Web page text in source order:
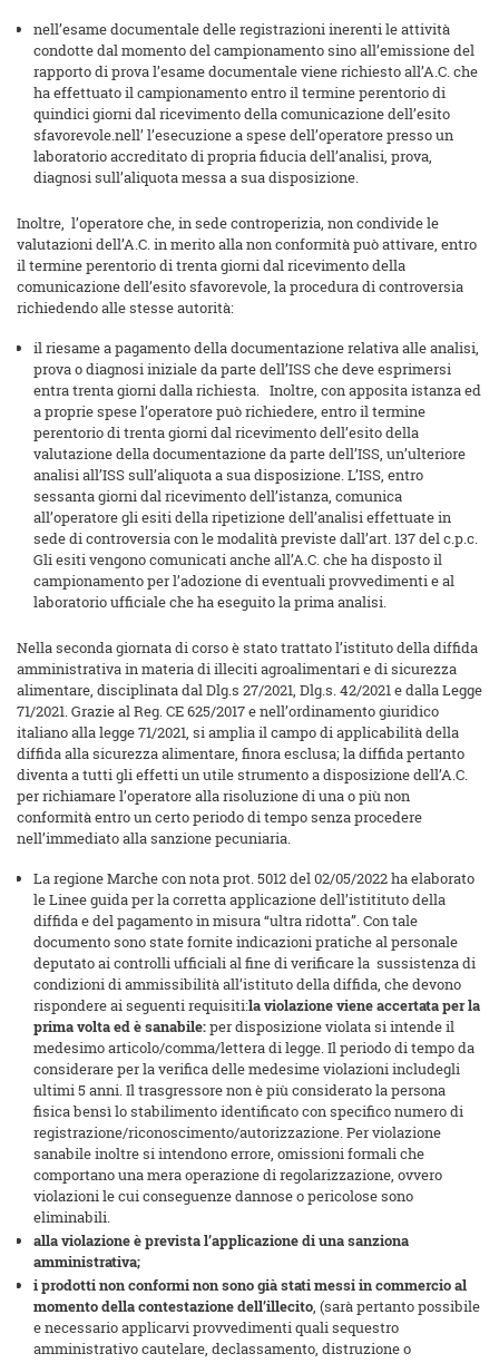
nell’esame documentale delle registrazioni inerenti le attività
condotte dal momento del campionamento sino all’emissione del
rapporto di prova l’esame documentale viene richiesto all’A.C. che
ha effettuato il campionamento entro il termine perentorio di
quindici giorni dal ricevimento della comunicazione dell’esito
sfavorevole.nell’ l’esecuzione a spese dell’operatore presso un
laboratorio accreditato di propria fiducia dell’analisi, prova,
diagnosi sull’aliquota messa a sua disposizione.
Inoltre, l’operatore che, in sede controperizia, non condivide le
valutazioni dell’A.C. in merito alla non conformità può attivare, entro
il termine perentorio di trenta giorni dal ricevimento della
comunicazione dell’esito sfavorevole, la procedura di controversia
richiedendo alle stesse autorità:
il riesame a pagamento della documentazione relativa alle analisi,
prova o diagnosi iniziale da parte dell’ISS che deve esprimersi
entra trenta giorni dalla richiesta. Inoltre, con apposita istanza ed
a proprie spese l’operatore può richiedere, entro il termine
perentorio di trenta giorni dal ricevimento dell’esito della
valutazione della documentazione da parte dell’ISS, un’ulteriore
analisi all’ISS sull’aliquota a sua disposizione. L’ISS, entro
sessanta giorni dal ricevimento dell’istanza, comunica
all’operatore gli esiti della ripetizione dell’analisi effettuate in
sede di controversia con le modalità previste dall’art. 137 del c.p.c.
Gli esiti vengono comunicati anche all’A.C. che ha disposto il
campionamento per l’adozione di eventuali provvedimenti e al
laboratorio ufficiale che ha eseguito la prima analisi.
Nella seconda giornata di corso è stato trattato l’istituto della diffida
amministrativa in materia di illeciti agroalimentari e di sicurezza
alimentare, disciplinata dal Dlg.s 27/2021, Dlg.s. 42/2021 e dalla Legge
71/2021. Grazie al Reg. CE 625/2017 e nell’ordinamento giuridico
italiano alla legge 71/2021, si amplia il campo di applicabilità della
diffida alla sicurezza alimentare, finora esclusa; la diffida pertanto
diventa a tutti gli effetti un utile strumento a disposizione dell’A.C.
per richiamare l’operatore alla risoluzione di una o più non
conformità entro un certo periodo di tempo senza procedere
nell’immediato alla sanzione pecuniaria.
La regione Marche con nota prot. 5012 del 02/05/2022 ha elaborato
le Linee guida per la corretta applicazione dell’istitituto della
diffida e del pagamento in misura “ultra ridotta”. Con tale
documento sono state fornite indicazioni pratiche al personale
deputato ai controlli ufficiali al fine di verificare la sussistenza di
condizioni di ammissibilità all’istituto della diffida, che devono
rispondere ai seguenti requisiti:la violazione viene accertata per la
prima volta ed è sanabile:per disposizione violata si intende il
medesimo articolo/comma/lettera di legge. Il periodo di tempo da
considerare per la verifica delle medesime violazioni includegli
ultimi 5 anni. Il trasgressore non è più considerato la persona
fisica bensì lo stabilimento identificato con specifico numero di
registrazione/riconoscimento/autorizzazione. Per violazione
sanabile inoltre si intendono errore, omissioni formali che
comportano una mera operazione di regolarizzazione, ovvero
violazioni le cui conseguenze dannose o pericolose sono
eliminabili.
alla violazione è prevista l’applicazione di una sanziona
amministrativa;
i prodotti non conformi non sono già stati messi in commercio al
momento della contestazione dell’illecito , (sarà pertanto possibile
e necessario applicarvi provvedimenti quali sequestro
amministrativo cautelare, declassamento, distruzione o